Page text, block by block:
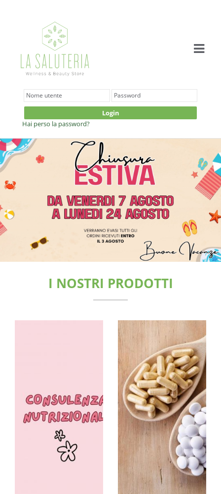
Login
Hai perso la password?
I NOSTRI PRODOTTI
Linea
Patologie Invernali
Vitamine ed
Energizzanti
Cuore e Circolazione
Benessere
Intestinale
Benessere Uro-
Genitale
Sonno e
Rilassamento
Traumi e Dolori
Occhi
BENVITA Medical